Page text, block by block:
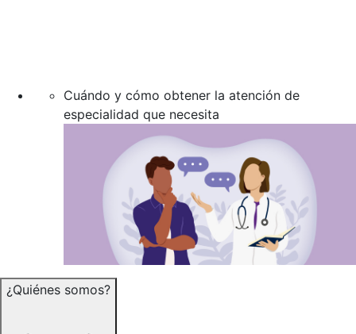
Cuándo y cómo obtener la atención de
especialidad que necesita
¿Quiénes somos?